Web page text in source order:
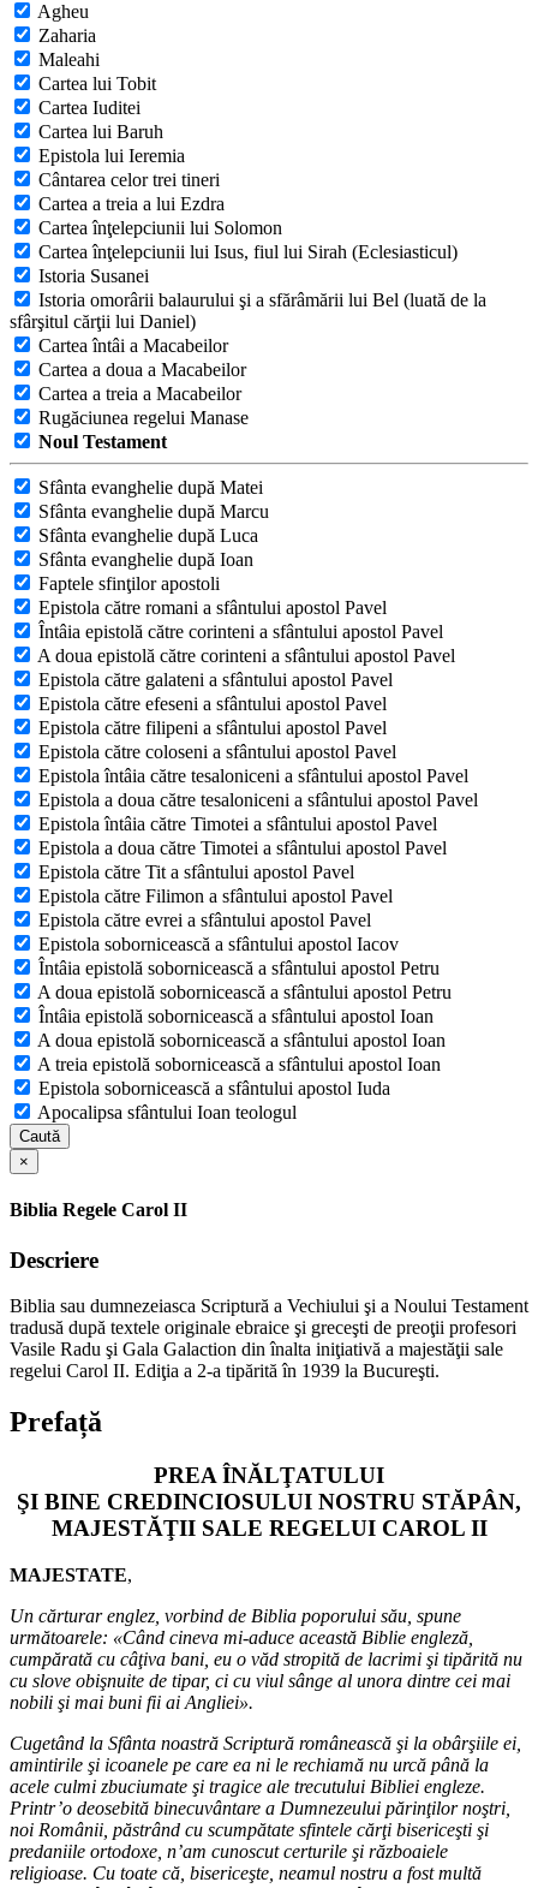
Agheu
Zaharia
Maleahi
Cartea lui Tobit
Cartea Iuditei
Cartea lui Baruh
Epistola lui Ieremia
Cântarea celor trei tineri
Cartea a treia a lui Ezdra
Cartea înţelepciunii lui Solomon
Cartea înţelepciunii lui Isus, fiul lui Sirah (Eclesiasticul)
Istoria Susanei
Istoria omorârii balaurului şi a sfărâmării lui Bel (luată de la
sfârşitul cărţii lui Daniel)
Cartea întâi a Macabeilor
Cartea a doua a Macabeilor
Cartea a treia a Macabeilor
Rugăciunea regelui Manase
Noul Testament
Sfânta evanghelie după Matei
Sfânta evanghelie după Marcu
Sfânta evanghelie după Luca
Sfânta evanghelie după Ioan
Faptele sfinţilor apostoli
Epistola către romani a sfântului apostol Pavel
Întâia epistolă către corinteni a sfântului apostol Pavel
A doua epistolă către corinteni a sfântului apostol Pavel
Epistola către galateni a sfântului apostol Pavel
Epistola către efeseni a sfântului apostol Pavel
Epistola către filipeni a sfântului apostol Pavel
Epistola către coloseni a sfântului apostol Pavel
Epistola întâia către tesaloniceni a sfântului apostol Pavel
Epistola a doua către tesaloniceni a sfântului apostol Pavel
Epistola întâia către Timotei a sfântului apostol Pavel
Epistola a doua către Timotei a sfântului apostol Pavel
Epistola către Tit a sfântului apostol Pavel
Epistola către Filimon a sfântului apostol Pavel
Epistola către evrei a sfântului apostol Pavel
Epistola sobornicească a sfântului apostol Iacov
Întâia epistolă sobornicească a sfântului apostol Petru
A doua epistolă sobornicească a sfântului apostol Petru
Întâia epistolă sobornicească a sfântului apostol Ioan
A doua epistolă sobornicească a sfântului apostol Ioan
A treia epistolă sobornicească a sfântului apostol Ioan
Epistola sobornicească a sfântului apostol Iuda
Apocalipsa sfântului Ioan teologul
Caută
×
Biblia Regele Carol II
Descriere
Biblia sau dumnezeiasca Scriptură a Vechiului şi a Noului Testament
tradusă după textele originale ebraice şi greceşti de preoţii profesori
Vasile Radu şi Gala Galaction din înalta iniţiativă a majestăţii sale
regelui Carol II. Ediţia a 2-a tipărită în 1939 la Bucureşti.
Prefață
PREA ÎNĂLŢATULUI
ŞI BINE CREDINCIOSULUI NOSTRU STĂPÂN,
MAJESTĂŢII SALE REGELUI CAROL II
MAJESTATE,
Un cărturar englez, vorbind de Biblia poporului său, spune
următoarele: «Când cineva mi-aduce această Biblie engleză,
cumpărată cu câţiva bani, eu o văd stropită de lacrimi şi tipărită nu
cu slove obişnuite de tipar, ci cu viul sânge al unora dintre cei mai
nobili şi mai buni fii ai Angliei».
Cugetând la Sfânta noastră Scriptură românească şi la obârşiile ei,
amintirile şi icoanele pe care ea ni le rechiamă nu urcă până la
acele culmi zbuciumate şi tragice ale trecutului Bibliei engleze.
Printr’o deosebită binecuvântare a Dumnezeului părinţilor noştri,
noi Românii, păstrând cu scumpătate sfintele cărţi bisericeşti şi
predaniile ortodoxe, n’am cunoscut certurile şi războaiele
religioase. Cu toate că, bisericeşte, neamul nostru a fost multă